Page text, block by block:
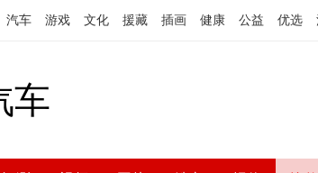
汽车 游戏 文化 援藏 插画 健康 公益 优选
车